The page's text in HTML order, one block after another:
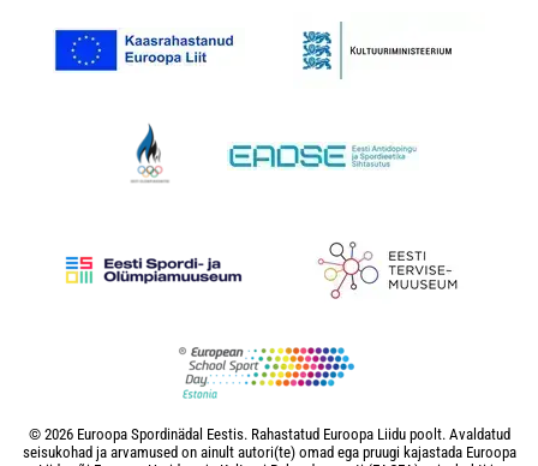
© 2026 Euroopa Spordinädal Eestis. Rahastatud Euroopa Liidu poolt. Avaldatud
seisukohad ja arvamused on ainult autori(te) omad ega pruugi kajastada Euroopa